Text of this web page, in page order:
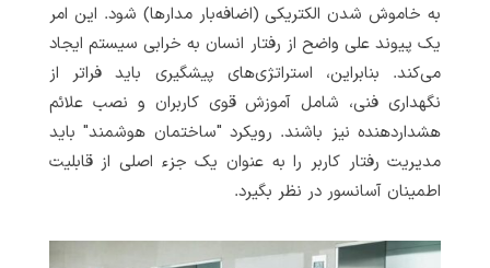
به خاموش شدن الکتریکی (اضافه‌بار مدارها) شود. این امر
یک پیوند علی واضح از رفتار انسان به خرابی سیستم ایجاد
می‌کند. بنابراین، استراتژی‌های پیشگیری باید فراتر از
نگهداری فنی، شامل آموزش قوی کاربران و نصب علائم
هشداردهنده نیز باشند. رویکرد "ساختمان هوشمند" باید
مدیریت رفتار کاربر را به عنوان یک جزء اصلی از قابلیت
اطمینان آسانسور در نظر بگیرد.